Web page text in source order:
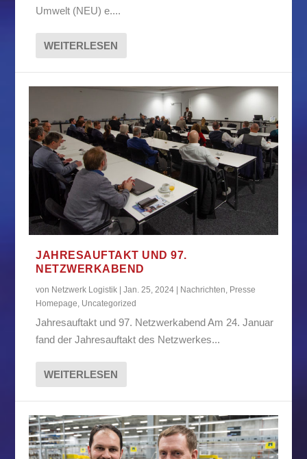
Umwelt (NEU) e....
WEITERLESEN
JAHRESAUFTAKT UND 97.
NETZWERKABEND
von Netzwerk Logistik |Jan. 25, 2024 Nachrichten, Presse
Homepage, Uncategorized
Jahresauftakt und 97. Netzwerkabend Am 24. Januar
fand der Jahresauftakt des Netzwerkes...
WEITERLESEN